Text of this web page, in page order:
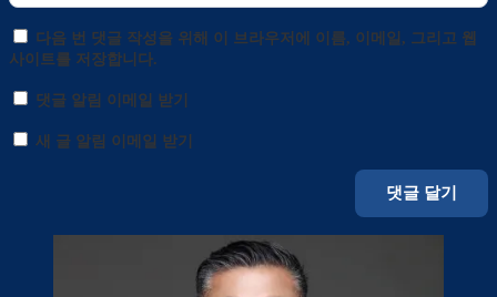
다음 번 댓글 작성을 위해 이 브라우저에 이름, 이메일, 그리고 웹
사이트를 저장합니다.
댓글 알림 이메일 받기
새 글 알림 이메일 받기